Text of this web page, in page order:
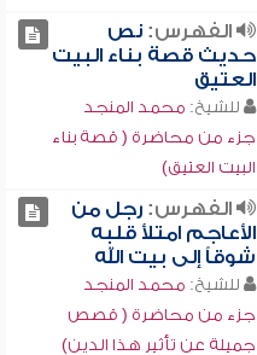
الفهرس:نص
حديث قصة بناء البيت
العتيق
للشيخ: محمد المنجد
جزء من محاضرة ( قصة بناء
البيت العتيق)
الفهرس:رجل من
الأعاجم امتلأ قلبه
شوقاً إلى بيت الله
للشيخ: محمد المنجد
جزء من محاضرة ( قصص
جميلة عن تأثير هذا الدين)